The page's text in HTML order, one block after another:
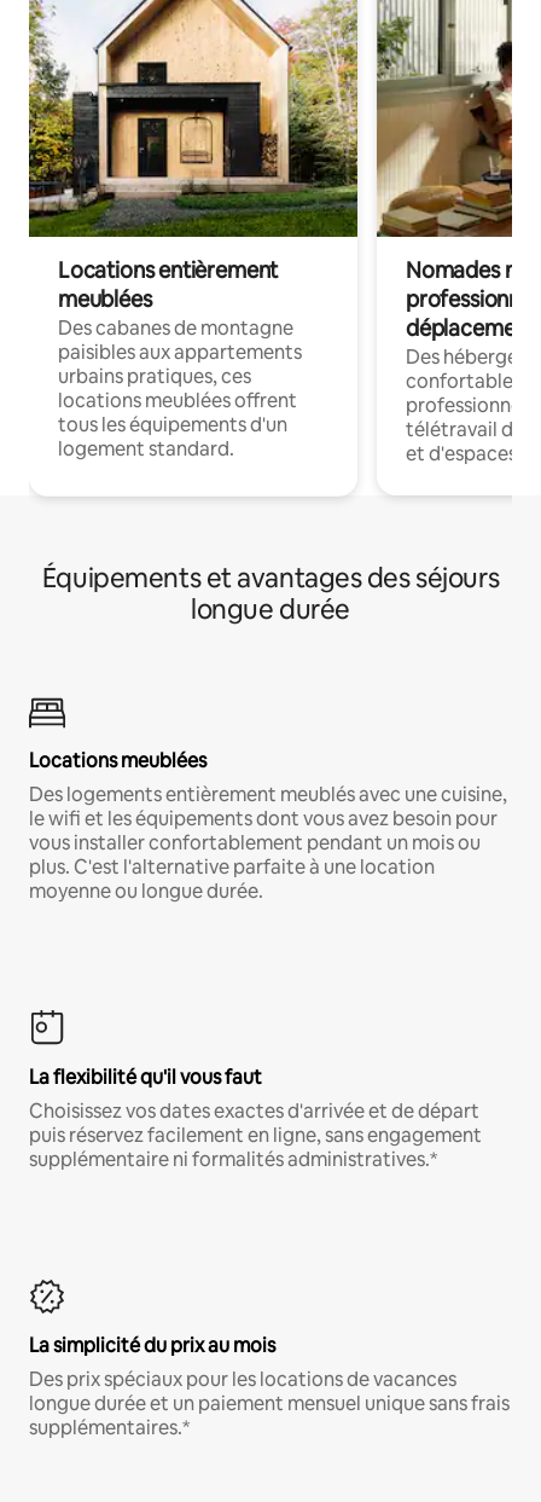
Locations entièrement
meublées
Des cabanes de montagne
paisibles aux appartements
urbains pratiques, ces
locations meublées offrent
tous les équipements d'un
logement standard.
Nomades
déplacement
Des
confortables
professionnels
télétravail
et d'espaces
Équipements et avantages des séjours
longue durée
Locations meublées
Des logements entièrement meublés avec une cuisine,
le wifi et les équipements dont vous avez besoin pour
vous installer confortablement pendant un mois ou
plus. C'est l'alternative parfaite à une location
moyenne ou longue durée.
La flexibilité qu'il vous faut
Choisissez vos dates exactes d'arrivée et de départ
puis réservez facilement en ligne, sans engagement
supplémentaire ni formalités administratives.*
La simplicité du prix au mois
Des prix spéciaux pour les locations de vacances
longue durée et un paiement mensuel unique sans frais
supplémentaires.*